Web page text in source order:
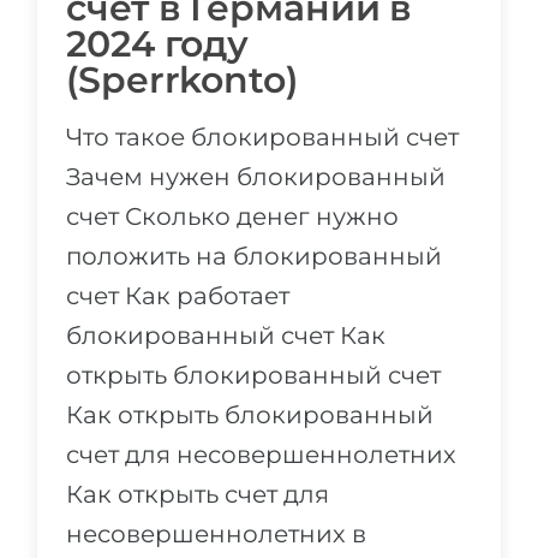
Города
ПРОФЕССИИ
Профессии
Специальности
Примеры вакансий
КАРЬЕРНОЕ ОРИЕНТИРОВАНИЕ
Тест Голланда
Тест RIASEC
Успехна
100%
ПОСТУПАЕМ НА...
Медицина
Инженерия
Физика
Менеджмент
Другая специальность
ПОСТУПАЕМ ИЗ...
Азербайджан
Армения
2024 году
(Sperrkonto)
Что такое блокированный счет
Зачем нужен блокированный
счет Сколько денег нужно
положить на блокированный
счет Как работает
блокированный счет Как
открыть блокированный счет
Как открыть блокированный
счет для несовершеннолетних
Как открыть счет для
несовершеннолетних в